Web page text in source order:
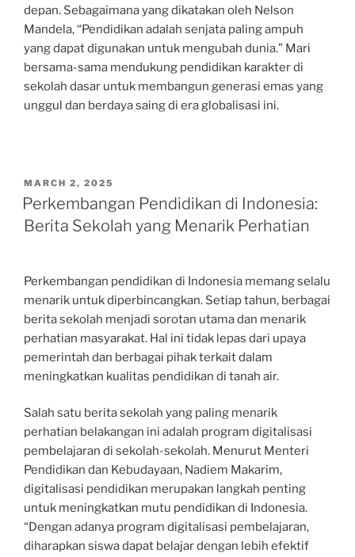
depan. Sebagaimana yang dikatakan oleh Nelson
Mandela, “Pendidikan adalah senjata paling ampuh
yang dapat digunakan untuk mengubah dunia.” Mari
bersama-sama mendukung pendidikan karakter di
sekolah dasar untuk membangun generasi emas yang
unggul dan berdaya saing di era globalisasi ini.
POSTED
ON
MARCH 2, 2025
Perkembangan Pendidikan di Indonesia:
Berita Sekolah yang Menarik Perhatian
Perkembangan pendidikan di Indonesia memang selalu
menarik untuk diperbincangkan. Setiap tahun, berbagai
berita sekolah menjadi sorotan utama dan menarik
perhatian masyarakat. Hal ini tidak lepas dari upaya
pemerintah dan berbagai pihak terkait dalam
meningkatkan kualitas pendidikan di tanah air.
Salah satu berita sekolah yang paling menarik
perhatian belakangan ini adalah program digitalisasi
pembelajaran di sekolah-sekolah. Menurut Menteri
Pendidikan dan Kebudayaan, Nadiem Makarim,
digitalisasi pendidikan merupakan langkah penting
untuk meningkatkan mutu pendidikan di Indonesia.
“Dengan adanya program digitalisasi pembelajaran,
diharapkan siswa dapat belajar dengan lebih efektif